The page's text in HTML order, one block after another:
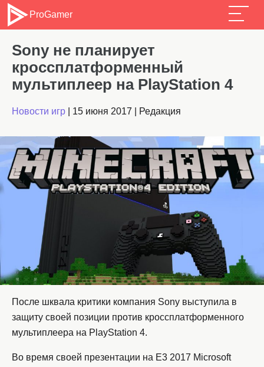
ProGamer
Sony не планирует
кроссплатформенный
мультиплеер на PlayStation 4
Новости игр 15 июня 2017 Редакция
После шквала критики компания Sony выступила в
защиту своей позиции против кроссплатформенного
мультиплеера на PlayStation 4.
Во время своей презентации на E3 2017 Microsoft